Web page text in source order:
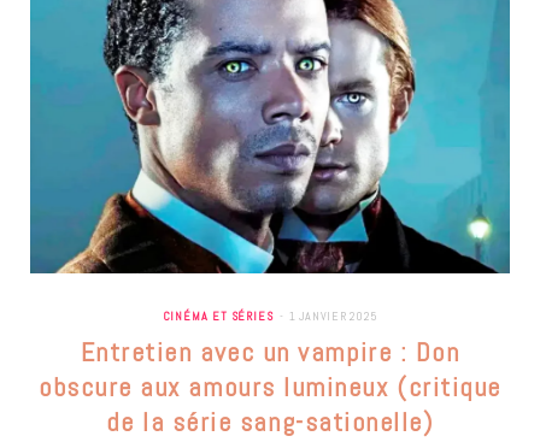
CINÉMA ET SÉRIES 1 JANVIER 2025
Entretien avec un vampire : Don
obscure aux amours lumineux (critique
de la série sang-sationelle)